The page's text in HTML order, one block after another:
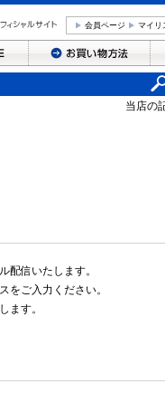
会員ページ マイリ
当店の
配信いたします。
をご入力ください。
ます。